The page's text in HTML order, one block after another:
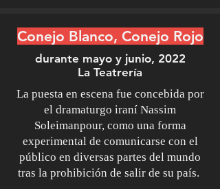
Conejo Blanco, Conejo Rojo
durante mayo y junio, 2022
La Teatrería
La puesta en escena fue concebida por
el dramaturgo iraní Nassim
Soleimanpour, como una forma
experimental de comunicarse con el
público en diversas partes del mundo
tras la prohibición de salir de su país.